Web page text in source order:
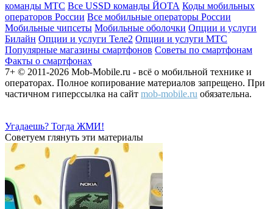
команды МТС Все USSD команды ЙОТА Коды мобильных
операторов России Все мобильные операторы России
Мобильные чипсеты Мобильные оболочки Опции и услуги
Билайн Опции и услуги Теле2 Опции и услуги МТС
Популярные магазины смартфонов Советы по смартфонам
Факты о смартфонах
7+ © 2011-2026 Mob-Mobile.ru - всё о мобильной технике и
операторах. Полное копирование материалов запрещено. При
частичном гиперссылка на сайт mob-mobile.ru обязательна.
Угадаешь? Тогда ЖМИ!
Советуем глянуть эти материалы